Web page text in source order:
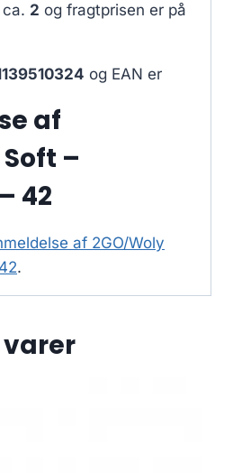
2 og fragtprisen er på
og EAN er
af
–
42
af 2GO/Woly
.